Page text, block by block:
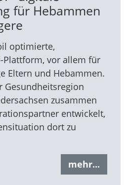
für Hebammen
optimierte,
Plattform, vor allem für
Eltern und Hebammen.
Gesundheitsregion
zusammen
entwickelt,
dort zu
mehr...